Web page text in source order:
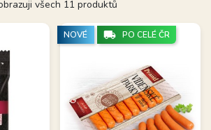
všech 11 produktů
NOVÉ local_shipping PO CELÉ ČR